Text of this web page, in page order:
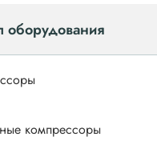
оборудования
компрессоры